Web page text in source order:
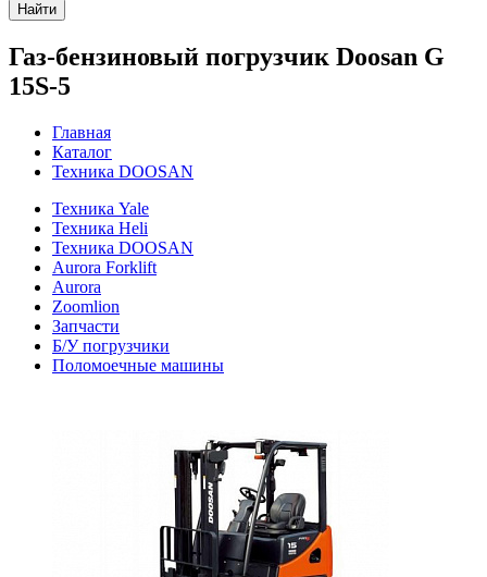
Найти
Газ-бензиновый погрузчик Doosan G
15S-5
Главная
Каталог
Техника DOOSAN
Техника Yale
Техника Heli
Техника DOOSAN
Aurora Forklift
Aurora
Zoomlion
Запчасти
Б/У погрузчики
Поломоечные машины